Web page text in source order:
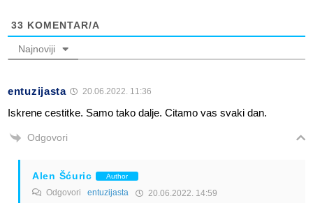
33 KOMENTAR/A
Najnoviji
entuzijasta 20.06.2022. 11:36
Iskrene cestitke. Samo tako dalje. Citamo vas svaki dan.
Odgovori
Alen Šćuric Author
Odgovori entuzijasta 20.06.2022. 14:59